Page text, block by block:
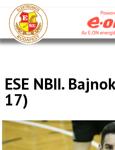
ESE NBII.
17)